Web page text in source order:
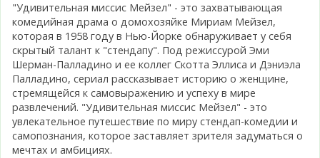
"Удивительная миссис Мейзел" - это захватывающая
комедийная драма о домохозяйке Мириам Мейзел,
которая в 1958 году в Нью-Йорке обнаруживает у себя
скрытый талант к "стендапу". Под режиссурой Эми
Шерман-Палладино и ее коллег Скотта Эллиса и Дэниэла
Палладино, сериал рассказывает историю о женщине,
стремящейся к самовыражению и успеху в мире
развлечений. "Удивительная миссис Мейзел" - это
увлекательное путешествие по миру стендап-комедии и
самопознания, которое заставляет зрителя задуматься о
мечтах и амбициях.